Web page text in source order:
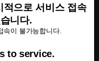
적으로 서비스 접속
니다.
속이 불가능합니다.
to service.